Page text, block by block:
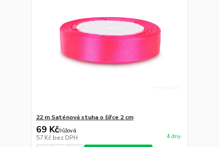
22 m Saténová stuha o šířce 2 cm
69 Kč/růžová
57 Kč bez DPH 4 dny